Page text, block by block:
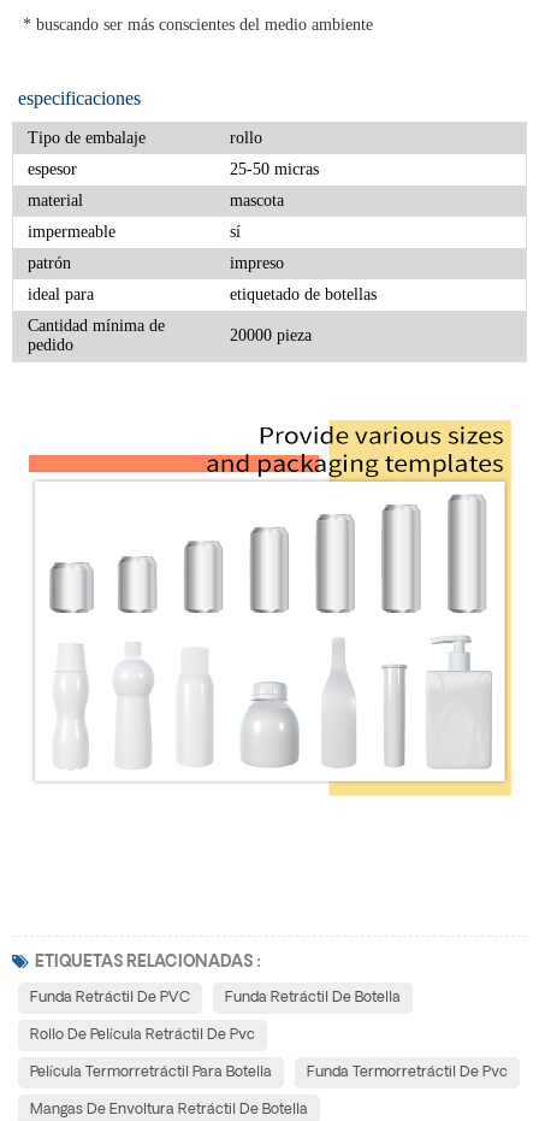
* buscando ser más conscientes del medio ambiente
especificaciones
Tipo de embalaje
rollo
espesor
25-50 micras
material
mascota
impermeable
sí
patrón
impreso
ideal para
etiquetado de botellas
Cantidad mínima de
pedido
20000 pieza
ETIQUETAS RELACIONADAS :
Funda Retráctil De PVC Funda Retráctil De Botella
Rollo De Película Retráctil De Pvc
Película Termorretráctil Para Botella Funda Termorretráctil De Pvc
Mangas De Envoltura Retráctil De Botella